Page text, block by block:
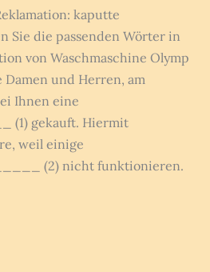
kaputte
Sie die passenden Wörter in
von Waschmaschine Olymp
Damen und Herren, am
Ihnen eine
gekauft. Hiermit
weil einige
(2) nicht funktionieren.